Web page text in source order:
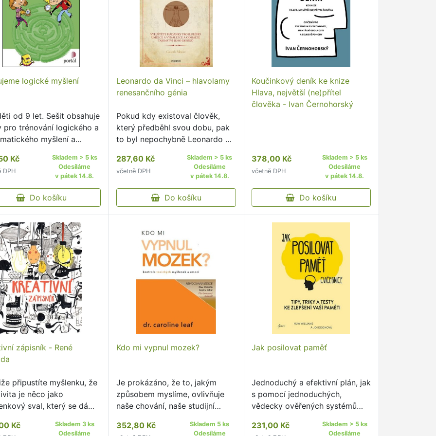
logické myšlení
od 9 let. Sešit obsahuje
pro trénování logického a
myšlení a
kombinace více prvků,
v čase a prostoru.
Kč
DPH
Skladem > 5 ks
Odesíláme
v pátek 14.8.
Do košíku
Leonardo da Vinci – hlavolamy
renesančního génia
Pokud kdy existoval člověk,
který předběhl svou dobu, pak
to byl nepochybně Leonardo da
287,60 Kč
včetně DPH
Skladem > 5 ks
Odesíláme
v pátek 14.8.
Do košíku
Koučinkový deník ke knize
Hlava, největší (ne)přítel
člověka - Ivan Černohorský
378,00 Kč
včetně DPH
Skladem > 5 ks
Odesíláme
v pátek 14.8.
Do košíku
zápisník - René
připustíte myšlenku, že
je něco jako
sval, který se dá
trenéra!
Kč
Skladem 3 ks
Odesíláme
Kdo mi vypnul mozek?
Je prokázáno, že to, jakým
způsobem myslíme, ovlivňuje
naše chování, naše studijní
zdraví a úspěch.
352,80 Kč
Skladem 5 ks
Odesíláme
Jak posilovat paměť
Jednoduchý a efektivní plán, jak
s pomocí jednoduchých,
vědecky ověřených systémů
paměti.Objevíte, jak vybudovat
231,00 Kč
Skladem > 5 ks
Odesíláme